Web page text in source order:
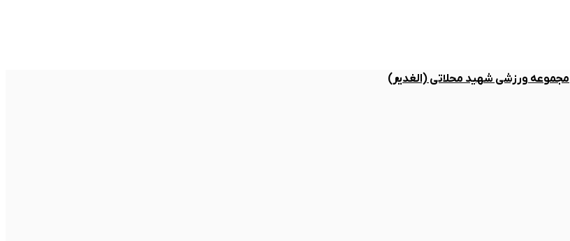
مجموعه ورزشی شهید محلاتی (الغدیر)